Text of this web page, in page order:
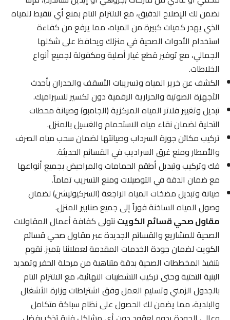
نضمن لك الإصلاح الدقيق، مع الالتزام التام بمنع أي تنقيط للمياه
الذي يهدر كميات كبيرة من المياه، مما يرفع من كفاءة
استخدام الأدوات الصحية في منزلك ويحافظ على شكلها
الجمالي، مع توفير قطع غيار أصلية ومكفولة لجميع أنواع
الخلاطات.
الكشف عن خرير المياه وتسريبات الأسقف والجدران بأحدث
الأجهزة الصوتية والحرارية الرقمية دون تكسير للسيراميك.
تبديل وتغيير فلاتر المياه المركزية (الجامبو) وصيانة محطات
التحلية لضمان نقاء مياه الاستحمام والغسيل بالمنزل.
تركيب مكائن جورة السرداب وصيانتها لضمان سحب مياه الصرف
والأمطار ومنع غرق السراديب في القسائم الحديثة.
فك وتركيب وتبديل أطقم الحمامات والمراحيض بجميع أنواعها
مع ضمان الدقة في التوصيلات ومنع التسريب تماماً.
صيانة وتبديل مضخات المياه الراجعة (السركيوليشن) لضمان
وصول المياه الساخنة فوراً إلى جميع صنابير المنزل.
مقاول صحي قسائم الكويتنتولى كفافة أعمال المقاولات
الصحية للمشاريع والقسائم الجديدة عبر مقاول صحي قسائم
الكويت لضمان جودة الخدمات المقدمة لعملائنا بتميز. نقوم
بتنفيذ المخططات الصحية بدقة متناهية من مرحلة الحفر وتمديد
البنية التحتية وحتى تركيب التشطيبات النهائية، مع الالتزام التام
بالجدول الزمني وتسليم العمل وفق اشتراطات وزارة الأشغال
والبلدية، مما يضمن لك الحصول على نظام سباكة متكامل